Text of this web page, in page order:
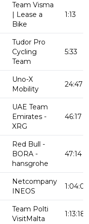
Team Visma
| Lease a
Bike
1:13
Tudor Pro
Cycling
Team
5:33
Uno-X
Mobility
24:47
UAE Team
Emirates -
XRG
46:17
Red Bull -
BORA -
hansgrohe
47:14
Netcompany
INEOS
1:04:00
Team Polti
VisitMalta
1:13:18